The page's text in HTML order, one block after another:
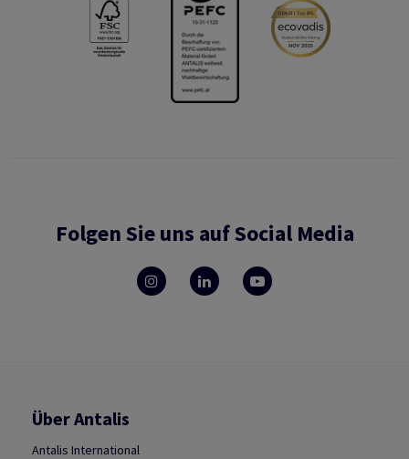
Folgen Sie uns auf Social Media
Über Antalis
Antalis International